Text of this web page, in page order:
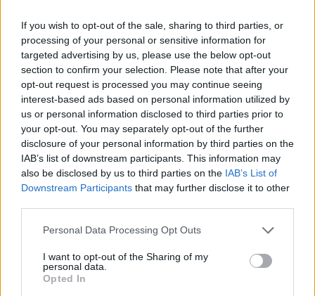
If you wish to opt-out of the sale, sharing to third parties, or
processing of your personal or sensitive information for
targeted advertising by us, please use the below opt-out
section to confirm your selection. Please note that after your
opt-out request is processed you may continue seeing
interest-based ads based on personal information utilized by
us or personal information disclosed to third parties prior to
your opt-out. You may separately opt-out of the further
disclosure of your personal information by third parties on the
IAB’s list of downstream participants. This information may
also be disclosed by us to third parties on the IAB’s List of
Downstream Participants that may further disclose it to other
Personal Data Processing Opt Outs
I want to opt-out of the Sharing of my
personal data.
Opted In
emeli ki a pszichológia szakra készülő Telek Johanna is, aki
fazekasos és milestone-os diák, de az amerikai iskola csapatának
tagjaként vett részt a döntőben, egy olyan versenyzőt helyettesítve,
aki nem tudott kiutazni Oxfordba. „Az igazságszolgáltatásról is
érdekes vitázni, még akkor is, ha azt az oldalt kapjuk, ami mellett
nehezebben tudunk érveket felhozni” – teszi hozzá. „Mindenkinek
más a kedvence. Van, aki morális, etikai kérdésekről vitázik
szívesen, ezeket a témákat én is szeretem, de azt is, amikor egy adott
személy perspektívájából kell vitázni” – teszi hozzá csapattársa, az
AISB-ben tanuló Amir Benjamin.
Mire jó a vita? És miért nem divatos nálunk?
A vitázás sok országban valóságos nemzeti sport, itthon viszont alig-
legnépszerűbb diákszervezet, ahogy az Engame Akadémiánál is
saját iskolájukban, a Fazekas-gimnáziumban is vitakört alapított, de
a budapesti amerikai iskolában is működik már ilyen. „Tehetséges és
szorgalmas vitázóim vannak, akik szívesen átadják a tapasztalataikat